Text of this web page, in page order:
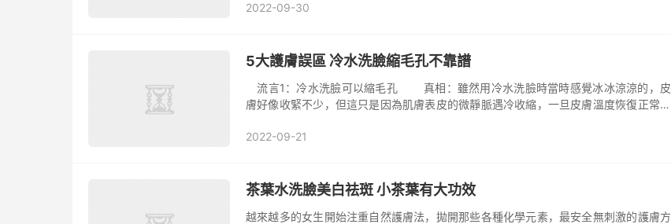
慎用。 ...
2022-09-30
5大護膚誤區 冷水洗臉縮毛孔不靠譜
流言1：冷水洗臉可以縮毛孔 真相：雖然用冷水洗臉時當時感覺冰冰涼涼的，皮
膚好像收緊不少，但這只是因為肌膚表皮的微靜脈遇冷收縮，一旦皮膚溫度恢復正常，
營養。另外...
2022-09-21
茶葉水洗臉美白祛斑 小茶葉有大功效
越來越多的女生開始注重自然護膚法，拋開那些各種化學元素，最安全無刺激的護膚方